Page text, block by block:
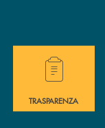
immediata ?
Hai bisogno di
TRASPARENZA